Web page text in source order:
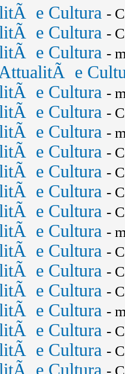
e Cultura -
e Cultura -
e Cultura -
e
e Cultura -
e Cultura -
e Cultura -
e Cultura -
e Cultura -
e Cultura -
e Cultura -
e Cultura -
e Cultura -
e Cultura -
e Cultura -
e Cultura -
e Cultura -
e Cultura -
e Cultura -